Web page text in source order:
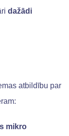
dažādi
atbildību par
mikro